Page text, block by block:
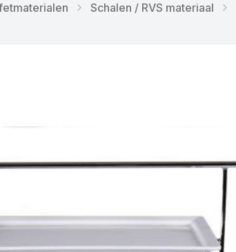
Schalen / RVS materiaal